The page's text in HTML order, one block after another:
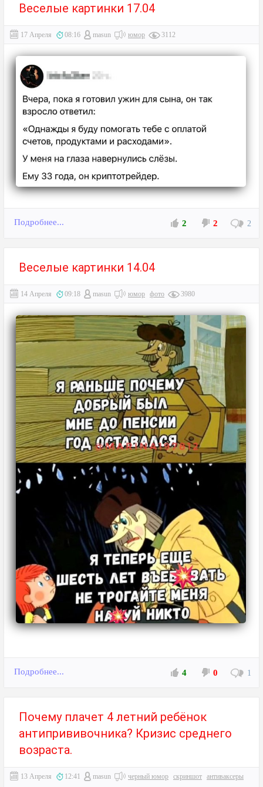
Веселые картинки 17.04
17 Апреля 08:16 masun юмор 3112
Подробнее... 2 2 2
Веселые картинки 14.04
14 Апреля 09:18 masun юмор фото 3980
Подробнее... 4 0 1
Почему плачет 4 летний ребёнок
антипрививочника? Кризис среднего
возраста.
13 Апреля 12:41 masun черный юмор скриншот антиваксеры